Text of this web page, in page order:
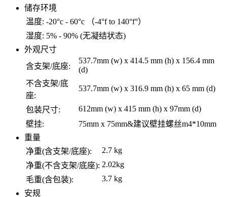
储存环境
温度: -20°c - 60°c （-4°f to 140°f°）
湿度: 5% - 90% (无凝结状态)
外观尺寸
含支架/底座:
537.7mm (w) x 414.5 mm (h) x 156.4 mm
(d)
不含支架/底
座:
537.7mm (w) x 316.9 mm (h) x 65 mm (d)
包装尺寸:
612mm (w) x 415 mm (h) x 97mm (d)
壁挂:
75mm x 75mm&建议壁挂螺丝m4*10mm
重量
净重(含支架/底座):
2.7 kg
净重(不含支架/底座): 2.02kg
毛重(含包装):
3.7 kg
安规